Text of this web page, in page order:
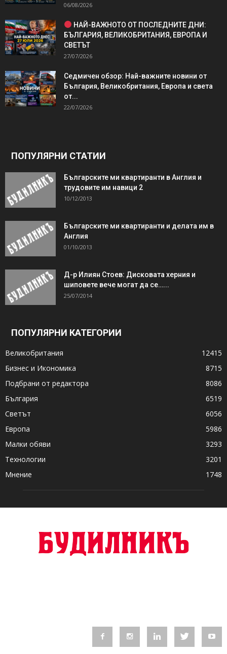
06/08/2026
НАЙ-ВАЖНОТО ОТ ПОСЛЕДНИТЕ ДНИ:
БЪЛГАРИЯ, ВЕЛИКОБРИТАНИЯ, ЕВРОПА И
СВЕТЪТ
27/07/2026
Седмичен обзор: Най-важните новини от
България, Великобритания, Европа и света
от...
22/07/2026
ПОПУЛЯРНИ СТАТИИ
Българските ми квартиранти в Англия и
трудовите им навици 2
10/12/2013
Българските ми квартиранти и делата им в
Англия
01/10/2013
Д-р Илиян Стоев: Дисковата херния и
шиповете вече могат да се…...
25/07/2014
ПОПУЛЯРНИ КАТЕГОРИИ
Великобритания
12415
Бизнес и Икономика
8715
Подбрани от редактора
8086
България
6519
Светът
6056
Европа
5986
Малки обяви
3293
Технологии
3201
Мнение
1748